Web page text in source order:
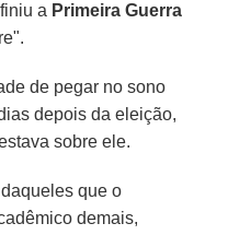
a Primeira Guerra
de pegar no sono
depois da eleição,
sobre ele.
que o
demais,